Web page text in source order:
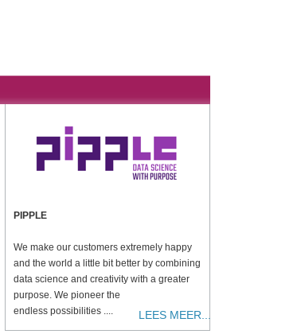
PIPPLE
We make our customers extremely happy
and the world a little bit better by combining
data science and creativity with a greater
purpose. We pioneer the
endless possibilities ....
LEES MEER...